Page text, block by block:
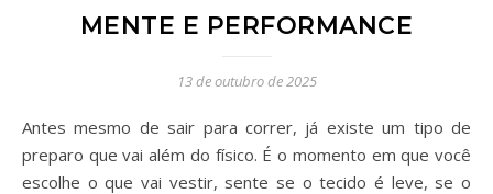
MENTE E PERFORMANCE
13 de outubro de 2025
Antes mesmo de sair para correr, já existe um tipo de
preparo que vai além do físico. É o momento em que você
escolhe o que vai vestir, sente se o tecido é leve, se o